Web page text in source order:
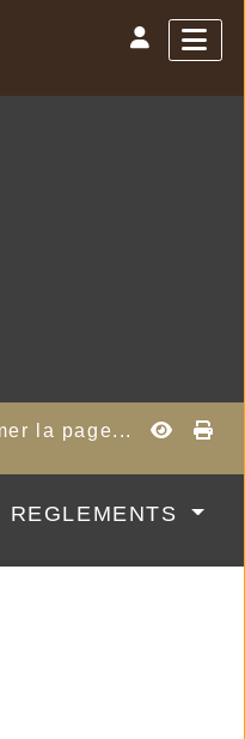
la page...
REGLEMENTS